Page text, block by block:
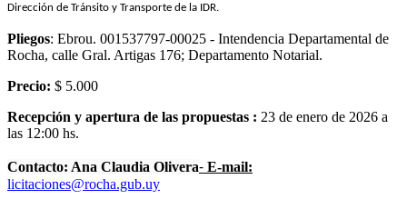
Dirección de Tránsito y Transporte de la IDR.
Pliegos: Ebrou. 001537797-00025 - Intendencia Departamental de
Rocha, calle Gral. Artigas 176; Departamento Notarial.
Precio: $ 5.000
Recepción y apertura de las propuestas : 23 de enero de 2026 a
las 12:00 hs.
Contacto: Ana Claudia Olivera- E-mail:
licitaciones@rocha.gub.uy